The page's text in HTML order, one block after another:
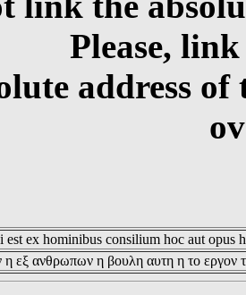
Please,
address
est ex hominibus consilium hoc aut opus
η εξ ανθρωπων η βουλη αυτη η το εργον